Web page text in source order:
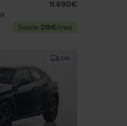
11.690€
Desde 218€/mes
24h